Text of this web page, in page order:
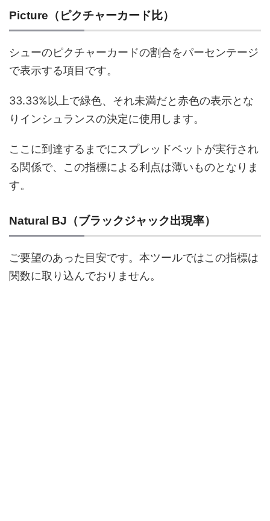
Picture（ピクチャーカード比）
シューのピクチャーカードの割合をパーセンテージ
で表示する項目です。
33.33%以上で緑色、それ未満だと赤色の表示とな
りインシュランスの決定に使用します。
ここに到達するまでにスプレッドベットが実行され
る関係で、この指標による利点は薄いものとなりま
す。
Natural BJ（ブラックジャック出現率）
ご要望のあった目安です。本ツールではこの指標は
関数に取り込んでおりません。